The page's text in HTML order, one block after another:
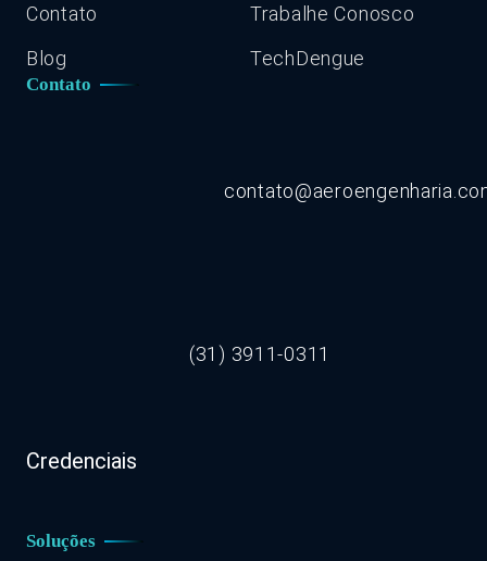
Contato
Trabalhe Conosco
Blog
TechDengue
Contato
(31) 3911-0311
Credenciais
Soluções